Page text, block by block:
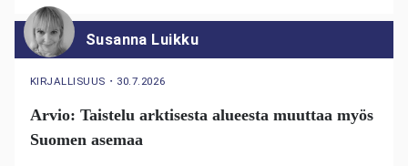
Susanna Luikku
KIRJALLISUUS ・ 30.7.2026
Arvio: Taistelu arktisesta alueesta muuttaa myös
Suomen asemaa